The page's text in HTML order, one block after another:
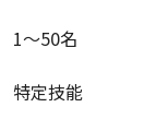
1〜50名
特定技能